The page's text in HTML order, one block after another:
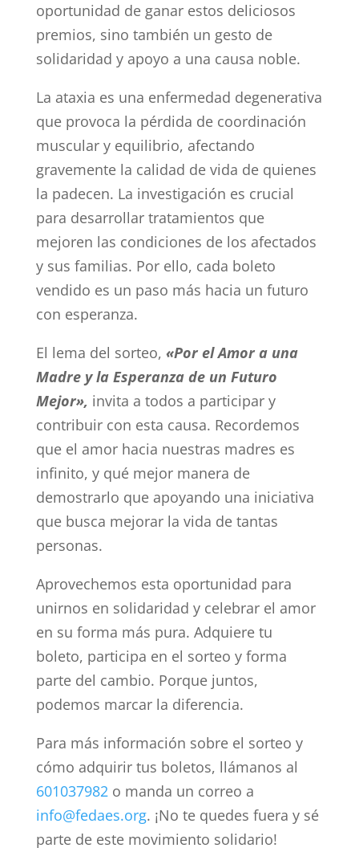
oportunidad de ganar estos deliciosos
premios, sino también un gesto de
solidaridad y apoyo a una causa noble.
La ataxia es una enfermedad degenerativa
que provoca la pérdida de coordinación
muscular y equilibrio, afectando
gravemente la calidad de vida de quienes
la padecen. La investigación es crucial
para desarrollar tratamientos que
mejoren las condiciones de los afectados
y sus familias. Por ello, cada boleto
vendido es un paso más hacia un futuro
con esperanza.
El lema del sorteo, «Por el Amor a una
Madre y la Esperanza de un Futuro
Mejor», invita a todos a participar y
contribuir con esta causa. Recordemos
que el amor hacia nuestras madres es
infinito, y qué mejor manera de
demostrarlo que apoyando una iniciativa
que busca mejorar la vida de tantas
personas.
Aprovechemos esta oportunidad para
unirnos en solidaridad y celebrar el amor
en su forma más pura. Adquiere tu
boleto, participa en el sorteo y forma
parte del cambio. Porque juntos,
podemos marcar la diferencia.
Para más información sobre el sorteo y
cómo adquirir tus boletos, llámanos al
601037982o manda un correo a
info@fedaes.org. ¡No te quedes fuera y sé
parte de este movimiento solidario!